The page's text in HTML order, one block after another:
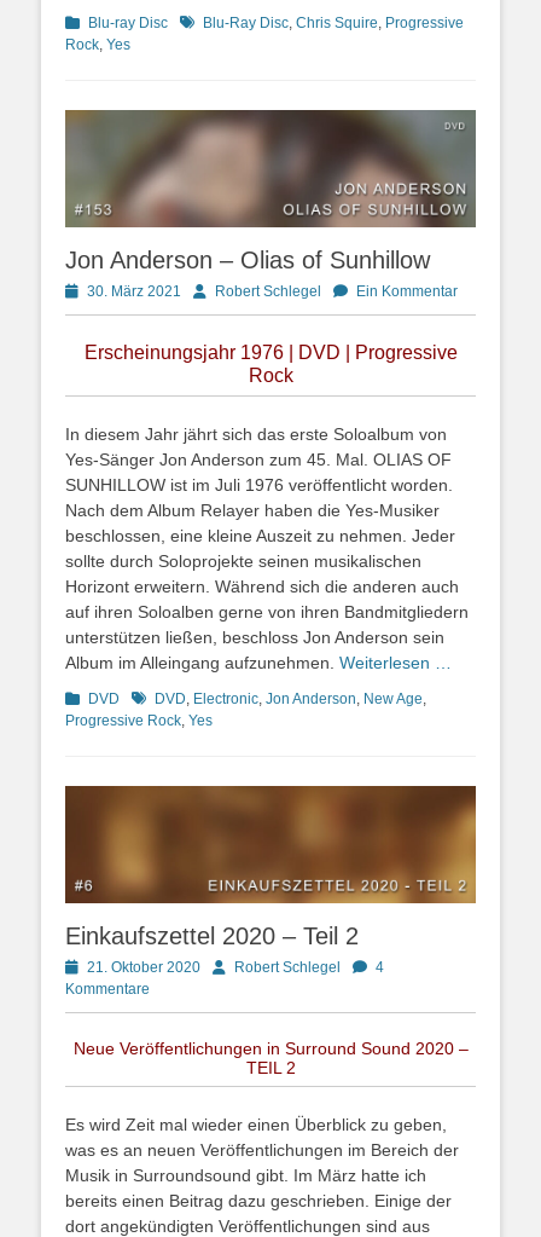
Kategorien
Blu-ray Disc Schlagworte
Blu-Ray Disc, Chris Squire, Progressive
Rock, Yes
Jon Anderson – Olias of Sunhillow
Posted
on
30. März 2021 AutorRobert Schlegel Ein Kommentar
Erscheinungsjahr 1976 | DVD | Progressive
Rock
In diesem Jahr jährt sich das erste Soloalbum von
Yes-Sänger Jon Anderson zum 45. Mal. OLIAS OF
SUNHILLOW ist im Juli 1976 veröffentlicht worden.
Nach dem Album Relayer haben die Yes-Musiker
beschlossen, eine kleine Auszeit zu nehmen. Jeder
sollte durch Soloprojekte seinen musikalischen
Horizont erweitern. Während sich die anderen auch
auf ihren Soloalben gerne von ihren Bandmitgliedern
unterstützen ließen, beschloss Jon Anderson sein
Album im Alleingang aufzunehmen. Weiterlesen …
Kategorien
DVD Schlagworte
DVD, Electronic, Jon Anderson, New Age,
Progressive Rock, Yes
Einkaufszettel 2020 – Teil 2
Posted
on
21. Oktober 2020 AutorRobert Schlegel
4
Kommentare
Neue Veröffentlichungen in Surround Sound 2020 –
TEIL 2
Es wird Zeit mal wieder einen Überblick zu geben,
was es an neuen Veröffentlichungen im Bereich der
Musik in Surroundsound gibt. Im März hatte ich
bereits einen Beitrag dazu geschrieben. Einige der
dort angekündigten Veröffentlichungen sind aus